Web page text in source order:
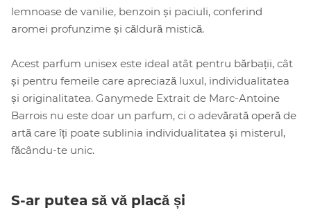
lemnoase de vanilie, benzoin și paciuli, conferind
aromei profunzime și căldură mistică.
Acest parfum unisex este ideal atât pentru bărbații, cât
și pentru femeile care apreciază luxul, individualitatea
și originalitatea. Ganymede Extrait de Marc-Antoine
Barrois nu este doar un parfum, ci o adevărată operă de
artă care îți poate sublinia individualitatea și misterul,
făcându-te unic.
S-ar putea să vă placă și